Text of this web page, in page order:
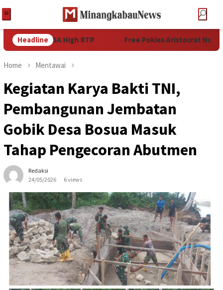
Headline
USA High RTP Free Pokies Aristocrat No
Home Mentawai
Kegiatan Karya Bakti TNI,
Pembangunan Jembatan
Gobik Desa Bosua Masuk
Tahap Pengecoran Abutmen
Redaksi
24/05/2026
6 views